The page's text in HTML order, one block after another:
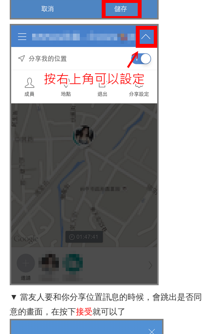
▼ 當友人要和你分享位置訊息的時候，會跳出是否同
意的畫面，在按下接受就可以了